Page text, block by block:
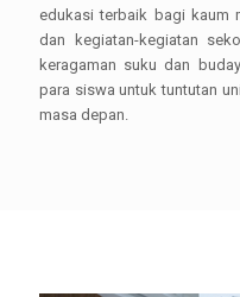
edukasi terbaik bagi kaum
dan kegiatan-kegiatan
keragaman suku dan
para siswa untuk tuntutan
masa depan.